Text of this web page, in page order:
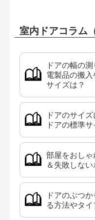
室内ドアコラム
ドアの幅の
電製品の搬
サイズは？
ドアのサイ
ドアの標準
部屋をおし
＆失敗しない
ドアのぶつ
る方法やタ